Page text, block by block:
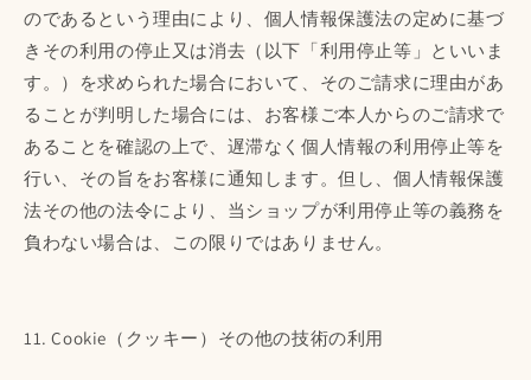
のであるという理由により、個人情報保護法の定めに基づ
きその利用の停止又は消去（以下「利用停止等」といいま
す。）を求められた場合において、そのご請求に理由があ
ることが判明した場合には、お客様ご本人からのご請求で
あることを確認の上で、遅滞なく個人情報の利用停止等を
行い、その旨をお客様に通知します。但し、個人情報保護
法その他の法令により、当ショップが利用停止等の義務を
負わない場合は、この限りではありません。
11. Cookie（クッキー）その他の技術の利用